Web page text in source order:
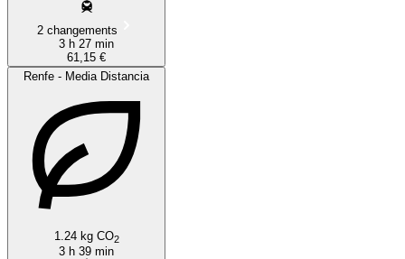
2 changements
3 h 27 min
61,15 €
Renfe - Media Distancia
1.24 kg CO2
3 h 39 min